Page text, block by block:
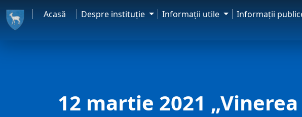
Acasă Despre instituţie Informaţii utile Informaţii
12 martie 2021